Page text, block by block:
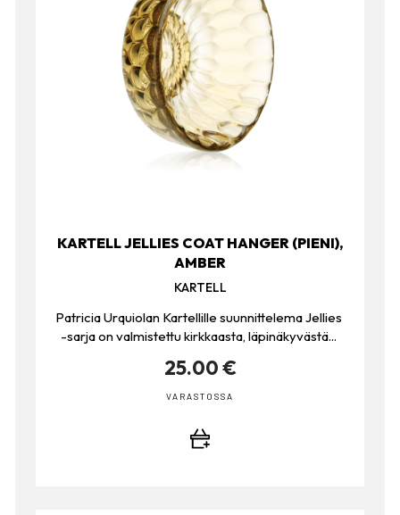
KARTELL JELLIES COAT HANGER (PIENI),
AMBER
KARTELL
Patricia Urquiolan Kartellille suunnittelema Jellies
-sarja on valmistettu kirkkaasta, läpinäkyvästä...
25.00 €
VARASTOSSA